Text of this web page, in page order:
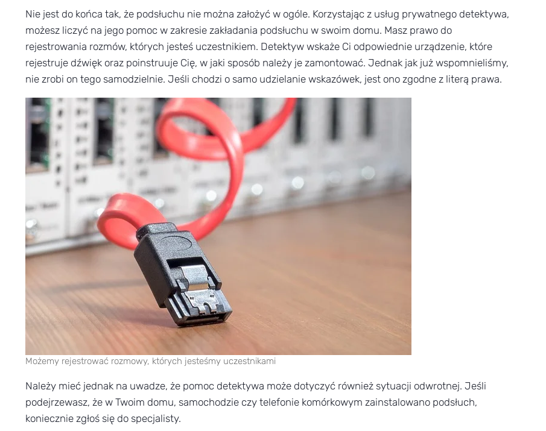
Nie jest do końca tak, że podsłuchu nie można założyć w ogóle. Korzystając z usług prywatnego detektywa,
możesz liczyć na jego pomoc w zakresie zakładania podsłuchu w swoim domu. Masz prawo do
rejestrowania rozmów, których jesteś uczestnikiem. Detektyw wskaże Ci odpowiednie urządzenie, które
rejestruje dźwięk oraz poinstruuje Cię, w jaki sposób należy je zamontować. Jednak jak już wspomnieliśmy,
nie zrobi on tego samodzielnie. Jeśli chodzi o samo udzielanie wskazówek, jest ono zgodne z literą prawa.
Możemy rejestrować rozmowy, których jesteśmy uczestnikami
Należy mieć jednak na uwadze, że pomoc detektywa może dotyczyć również sytuacji odwrotnej. Jeśli
podejrzewasz, że w Twoim domu, samochodzie czy telefonie komórkowym zainstalowano podsłuch,
koniecznie zgłoś się do specjalisty.